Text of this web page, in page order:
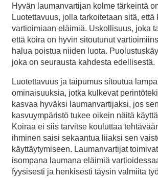
Hyvän laumanvartijan kolme tärkeintä
Luotettavuus, jolla tarkoitetaan sitä, että
vartioimiaan eläimiä. Uskollisuus, joka
että koira on hyvin sitoutunut
halua poistua niiden luota.
joka on seurausta kahdesta edellisestä.
Luotettavuus ja taipumus sitoutua
ominaisuuksia, jotka kulkevat
kasvaa hyväksi laumanvartijaksi, jos sen
kasvuympäristö tukee oikein näitä
Koiraa ei siis tarvitse kouluttaa
ihminen saisi sekaantua liiaksi sen
käyttäytymiseen. Laumanvartijat
isompana laumana eläimiä
fyysisesti ja henkisesti täysin valmiita